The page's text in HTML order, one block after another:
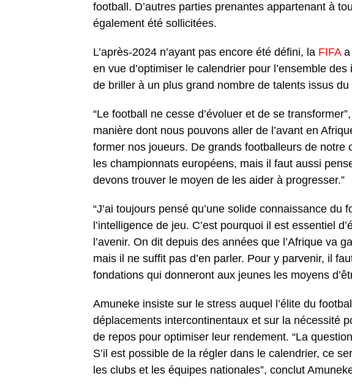
football. D’autres parties prenantes appartenant à
également été sollicitées.
L’après-2024 n’ayant pas encore été défini, la FIFAa
en vue d’optimiser le calendrier pour l’ensemble
de briller à un plus grand nombre de talents issus du
“Le football ne cesse d’évoluer et de se
manière dont nous pouvons aller de l’avant en
former nos joueurs. De grands footballeurs de notre
les championnats européens, mais il faut aussi
devons trouver le moyen de les aider à progresser.”
“J’ai toujours pensé qu’une solide connaissance du
l’intelligence de jeu. C’est pourquoi il est essentiel
l’avenir. On dit depuis des années que l’Afrique va
mais il ne suffit pas d’en parler. Pour y parvenir, il
fondations qui donneront aux jeunes les moyens
Amuneke insiste sur le stress auquel l’élite du
déplacements intercontinentaux et sur la nécessité
de repos pour optimiser leur rendement. “La
S’il est possible de la régler dans le calendrier, ce
les clubs et les équipes nationales”, conclut